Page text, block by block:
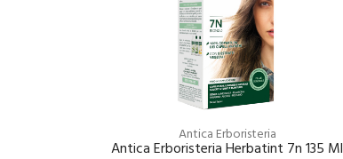
Antica Erboristeria
Antica Erboristeria Herbatint 7n 135 Ml